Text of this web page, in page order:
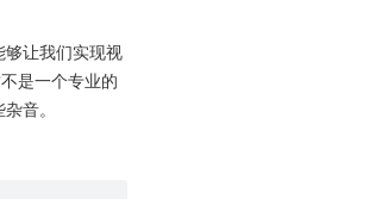
让我们实现视
是一个专业的
音。